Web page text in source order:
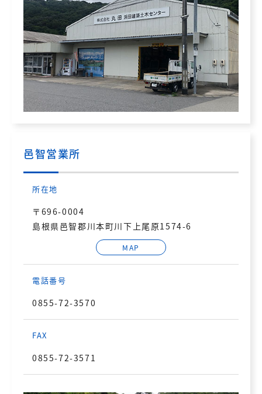
邑智営業所
所在地
〒696-0004
島根県邑智郡川本町川下上尾原1574-6
MAP
電話番号
0855-72-3570
FAX
0855-72-3571